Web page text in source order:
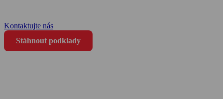
Kontaktujte nás
Stáhnout podklady